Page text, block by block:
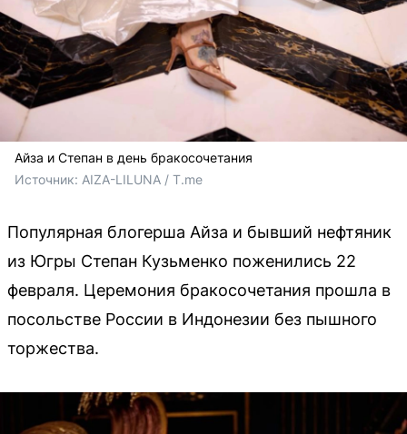
Айза и Степан в день бракосочетания
Источник: AIZA-LILUNA / T.me
Популярная блогерша Айза и бывший нефтяник
из Югры Степан Кузьменко поженились 22
февраля. Церемония бракосочетания прошла в
посольстве России в Индонезии без пышного
торжества.